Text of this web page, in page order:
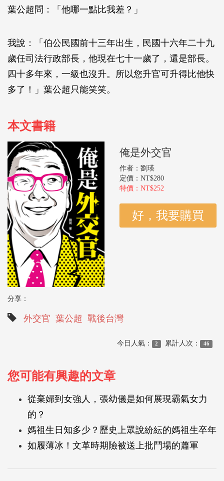
葉公超問：「他哪一點比我差？」
我說：「伯公民國前十三年出生，民國十六年二十九
歲任司法行政部長，他現在七十一歲了，還是部長。
四十多年來，一級也沒升。所以您升官可升得比他快
多了！」葉公超只能笑笑。
本文書籍
俺是外交官
作者：劉瑛
定價：NT$280
特價：NT$252
分享：
外交官 葉公超 戰後台灣
今日人氣： 2 累計人次： 46
您可能有興趣的文章
從棄婦到女強人，張幼儀是如何展現霸氣女力
的？
媽祖生日知多少？歷史上眾說紛紜的媽祖生卒年
如履薄冰！文革時期險被送上批鬥場的蕭軍